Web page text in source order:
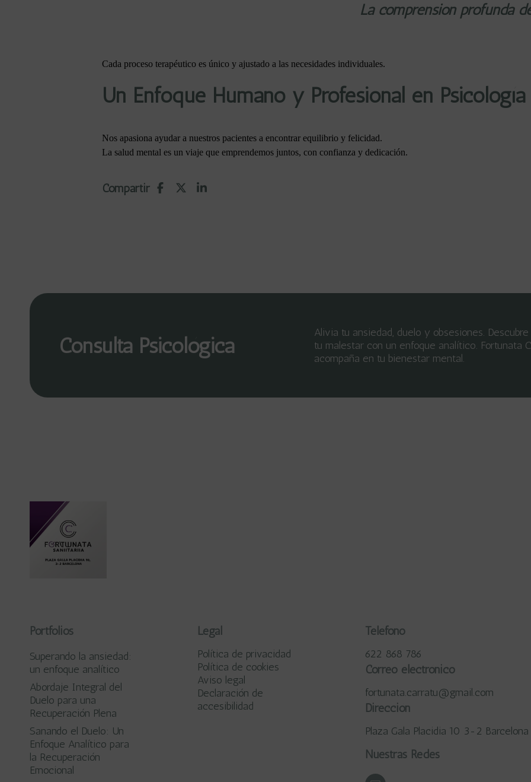
La comprensión profunda
Cada proceso terapéutico es único y ajustado a las necesidades individuales.
Un Enfoque Humano y Profesional en Psicología
Nos apasiona ayudar a nuestros pacientes a encontrar equilibrio y felicidad.
La salud mental es un viaje que emprendemos juntos, con confianza y dedicación.
Compartir
Consulta Psicológica
Alivia tu ansiedad, duelo y obsesiones.
tu malestar con un enfoque analítico. Fortunata
acompaña en tu bienestar mental.
Portfolios
Superando la ansiedad:
un enfoque analítico
Abordaje Integral del
Duelo para una
Recuperación Plena
Sanando el Duelo: Un
Enfoque Analítico para
la Recuperación
Emocional
Legal
Política de privacidad
Política de cookies
Aviso legal
Declaración de
accesibilidad
Teléfono
622 868 786
Correo electrónico
fortunata.carratu@gmail.com
Dirección
Plaza Gala Placidia 10 3-2 Barcelona
Nuestras Redes